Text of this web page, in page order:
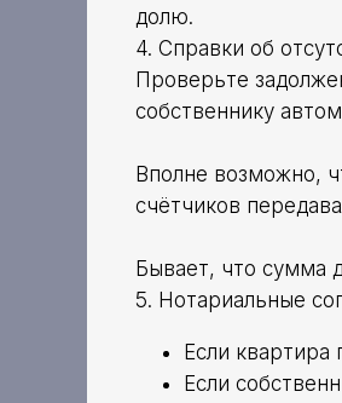
долю.
4. Справки об
Проверьте
собственнику
Вполне возможно,
счётчиков
Бывает, что сумма
5. Нотариальные
Если квартира
Если